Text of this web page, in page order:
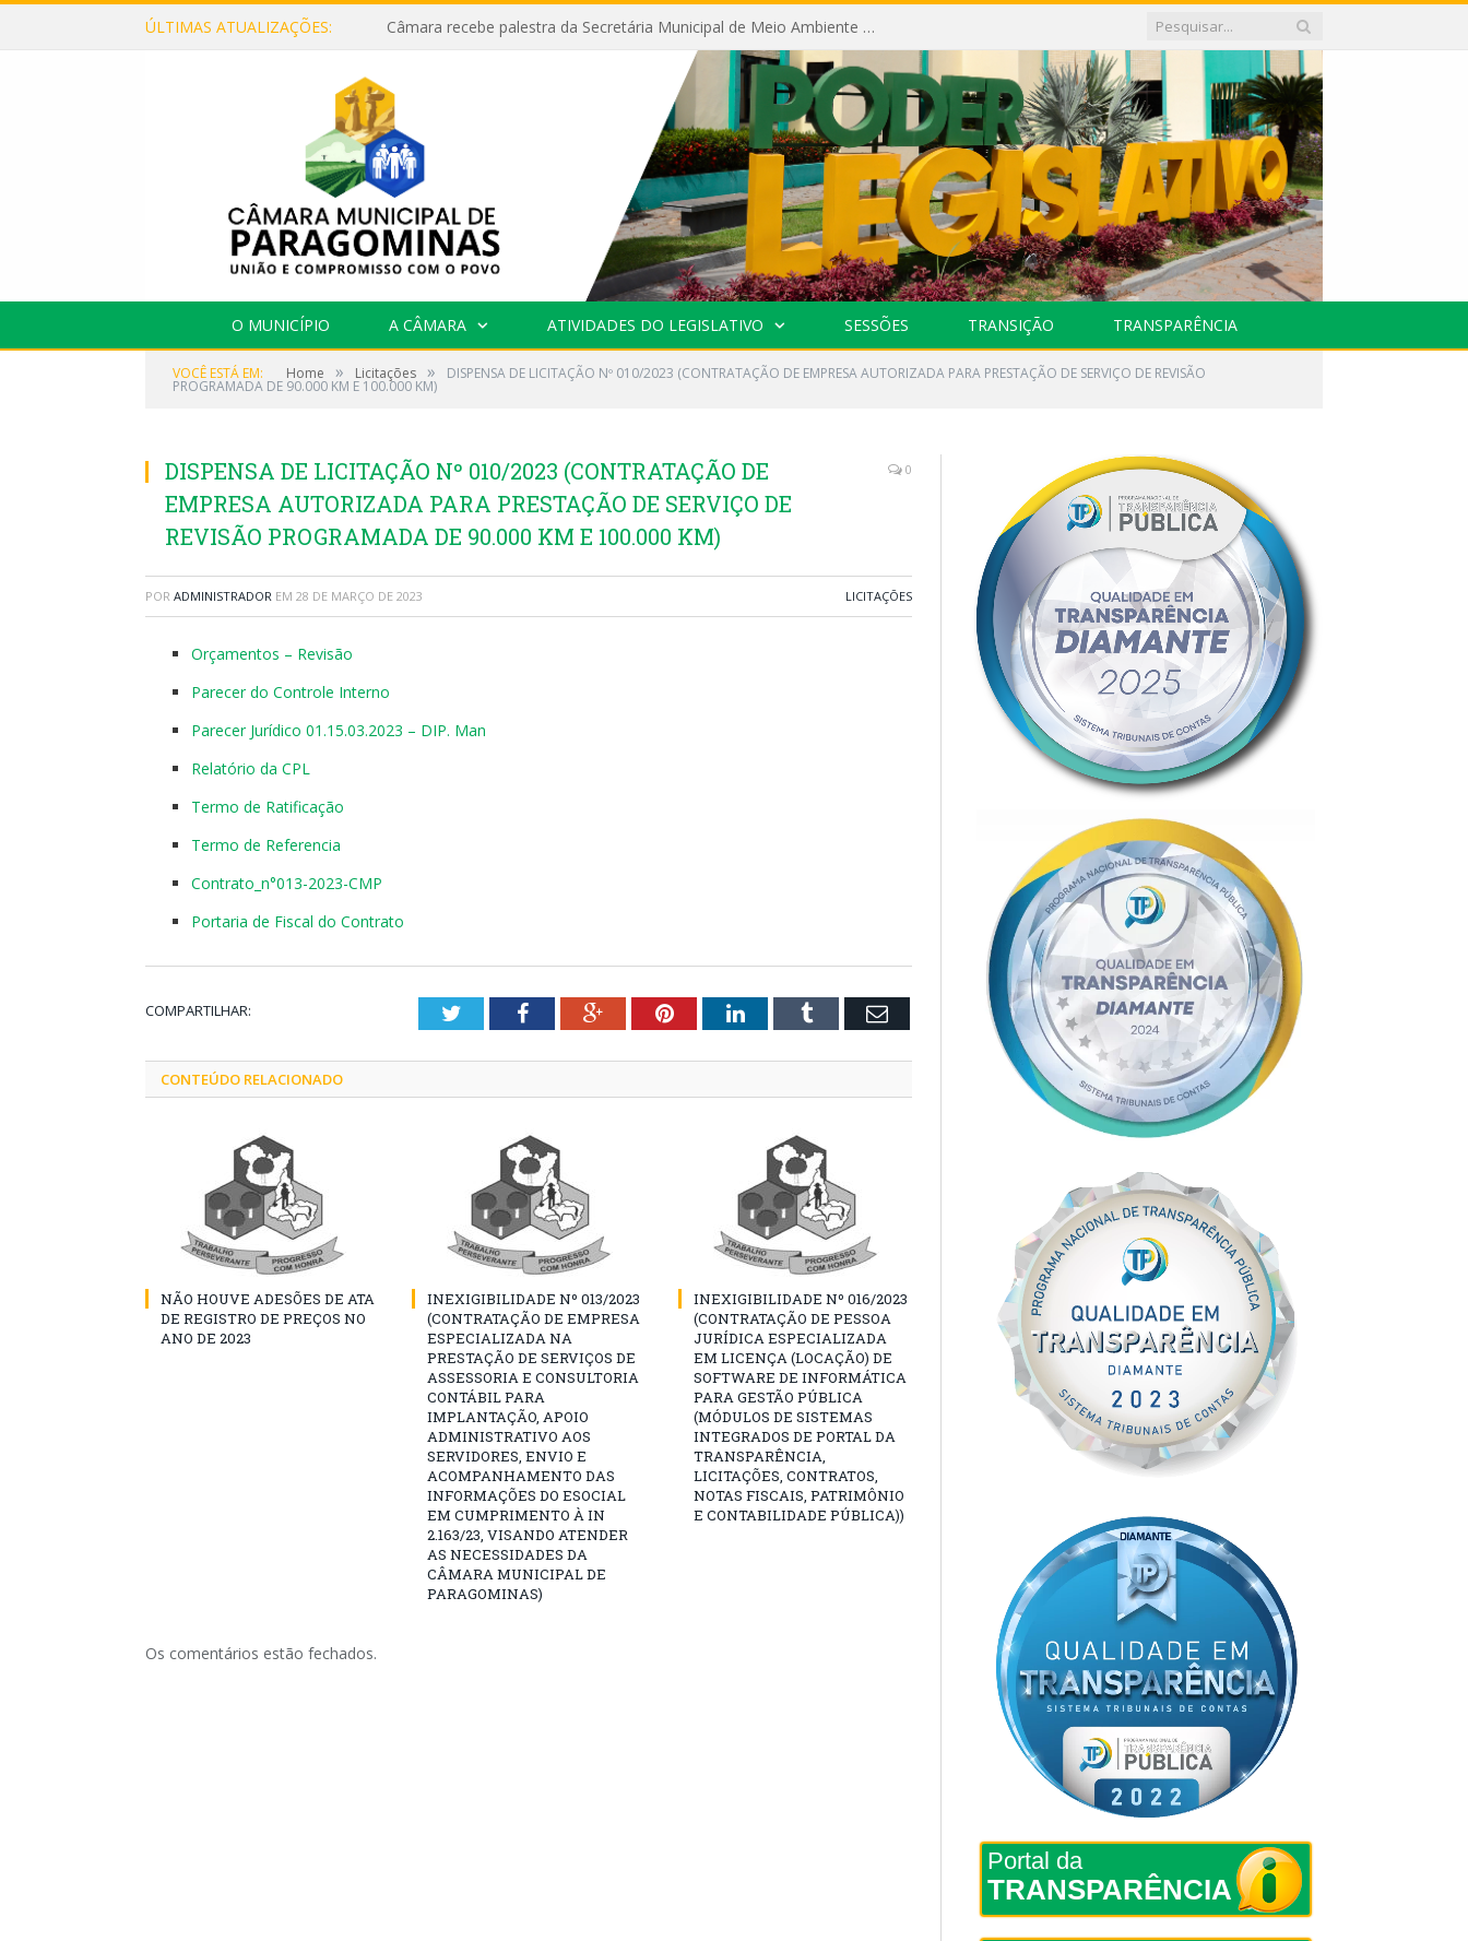
ÚLTIMAS ATUALIZAÇÕES: Câmara recebe palestra da Secretária Municipal de Meio Ambiente sobre as ações da “SEMANA DO MEIO AMBIENTE”
O MUNICÍPIO A CÂMARA ATIVIDADES DO LEGISLATIVO SESSÕES TRANSIÇÃO TRANSPARÊNCIA
VOCÊ ESTÁ EM: Home » Licitações » DISPENSA DE LICITAÇÃO Nº 010/2023 (CONTRATAÇÃO DE EMPRESA AUTORIZADA PARA PRESTAÇÃO DE SERVIÇO DE REVISÃO
PROGRAMADA DE 90.000 KM E 100.000 KM)
DISPENSA DE LICITAÇÃO Nº 010/2023 (CONTRATAÇÃO DE
EMPRESA AUTORIZADA PARA PRESTAÇÃO DE SERVIÇO DE
REVISÃO PROGRAMADA DE 90.000 KM E 100.000 KM)
0
POR ADMINISTRADOR EM 28 DE MARÇO DE 2023 LICITAÇÕES
Orçamentos – Revisão
Parecer do Controle Interno
Parecer Jurídico 01.15.03.2023 – DIP. Man
Relatório da CPL
Termo de Ratificação
Termo de Referencia
Contrato_n°013-2023-CMP
Portaria de Fiscal do Contrato
COMPARTILHAR: TwitterFacebookGoogle+PinterestLinkedInTumblr Email
CONTEÚDO RELACIONADO
NÃO HOUVE ADESÕES DE ATA
DE REGISTRO DE PREÇOS NO
ANO DE 2023
INEXIGIBILIDADE Nº 013/2023
(CONTRATAÇÃO DE EMPRESA
ESPECIALIZADA NA
PRESTAÇÃO DE SERVIÇOS DE
ASSESSORIA E CONSULTORIA
CONTÁBIL PARA
IMPLANTAÇÃO, APOIO
ADMINISTRATIVO AOS
SERVIDORES, ENVIO E
ACOMPANHAMENTO DAS
INFORMAÇÕES DO ESOCIAL
EM CUMPRIMENTO À IN
2.163/23, VISANDO ATENDER
AS NECESSIDADES DA
CÂMARA MUNICIPAL DE
PARAGOMINAS)
INEXIGIBILIDADE Nº 016/2023
(CONTRATAÇÃO DE PESSOA
JURÍDICA ESPECIALIZADA
EM LICENÇA (LOCAÇÃO) DE
SOFTWARE DE INFORMÁTICA
PARA GESTÃO PÚBLICA
(MÓDULOS DE SISTEMAS
INTEGRADOS DE PORTAL DA
TRANSPARÊNCIA,
LICITAÇÕES, CONTRATOS,
NOTAS FISCAIS, PATRIMÔNIO
E CONTABILIDADE PÚBLICA))
Os comentários estão fechados.
Portal da
TRANSPARÊNCIA